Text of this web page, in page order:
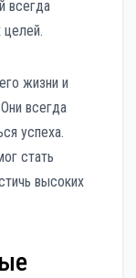
всегда
целей.
жизни и
всегда
успеха.
стать
высоких